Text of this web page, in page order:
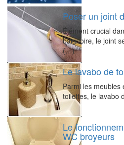
Poser un joint
Élément crucial
baignoire, le joint
(…)
Le lavabo de
Parmi les meubles
toilettes, le lavabo
Le
WC broyeurs